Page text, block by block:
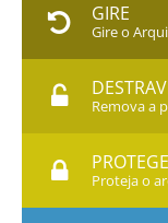
GIRE
Gire o
Remova a
Proteja o